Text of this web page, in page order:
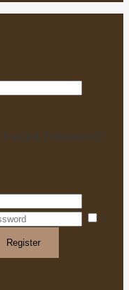
Forgot Password?
I
Register